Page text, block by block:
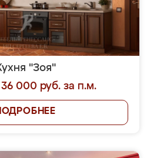
"Зоя"
000 руб. за п.м.